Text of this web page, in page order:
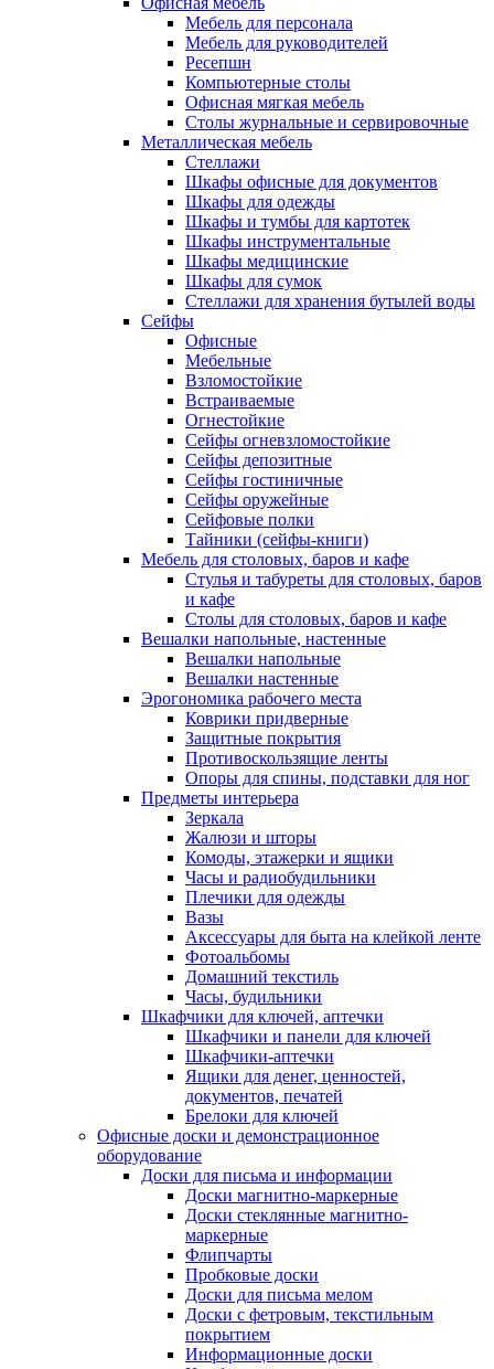
Мебель для персонала
Мебель для руководителей
Ресепшн
Компьютерные столы
Офисная мягкая мебель
Столы журнальные и сервировочные
Металлическая мебель
Стеллажи
Шкафы офисные для документов
Шкафы для одежды
Шкафы и тумбы для картотек
Шкафы инструментальные
Шкафы медицинские
Шкафы для сумок
Стеллажи для хранения бутылей воды
Сейфы
Офисные
Мебельные
Взломостойкие
Встраиваемые
Огнестойкие
Сейфы огневзломостойкие
Сейфы депозитные
Сейфы гостиничные
Сейфы оружейные
Сейфовые полки
Тайники (сейфы-книги)
Мебель для столовых, баров и кафе
Стулья и табуреты для столовых, баров
и кафе
Столы для столовых, баров и кафе
Вешалки напольные, настенные
Вешалки напольные
Вешалки настенные
Эрогономика рабочего места
Коврики придверные
Защитные покрытия
Противоскользящие ленты
Опоры для спины, подставки для ног
Предметы интерьера
Зеркала
Жалюзи и шторы
Комоды, этажерки и ящики
Часы и радиобудильники
Плечики для одежды
Вазы
Аксессуары для быта на клейкой ленте
Фотоальбомы
Домашний текстиль
Часы, будильники
Шкафчики для ключей, аптечки
Шкафчики и панели для ключей
Шкафчики-аптечки
Ящики для денег, ценностей,
документов, печатей
Брелоки для ключей
Офисные доски и демонстрационное
оборудование
Доски для письма и информации
Доски магнитно-маркерные
Доски стеклянные магнитно-
маркерные
Флипчарты
Пробковые доски
Доски для письма мелом
Доски с фетровым, текстильным
покрытием
Информационные доски